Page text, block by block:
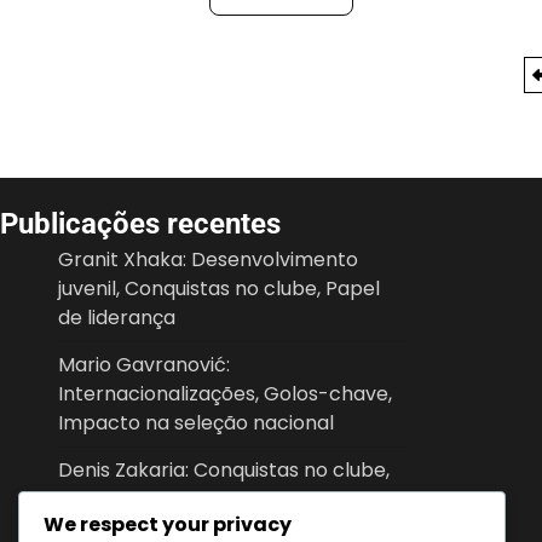
Publicações recentes
Granit Xhaka: Desenvolvimento
juvenil, Conquistas no clube, Papel
de liderança
Mario Gavranović:
Internacionalizações, Golos-chave,
Impacto na seleção nacional
Denis Zakaria: Conquistas no clube,
Torneios internacionais,
Contribuições chave
We respect your privacy